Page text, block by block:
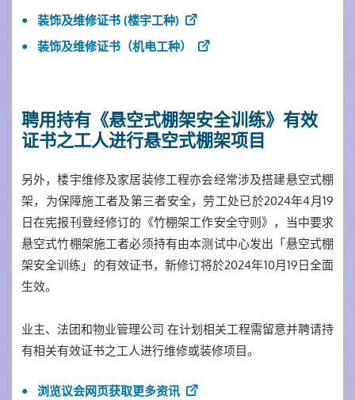
装饰及维修证书 (楼宇工种)
装饰及维修证书（机电工种）
聘用持有《悬空式棚架安全训练》有效
证书之工人进行悬空式棚架项目
另外，楼宇维修及家居装修工程亦会经常涉及搭建悬空式棚
架，为保障施工者及第三者安全，劳工处已於2024年4月19
日在宪报刊登经修订的《竹棚架工作安全守则》，当中要求
悬空式竹棚架施工者必须持有由本测试中心发出「悬空式棚
架安全训练」的有效证书，新修订将於2024年10月19日全面
生效。
业主、法团和物业管理公司 在计划相关工程需留意并聘请持
有相关有效证书之工人进行维修或装修项目。
浏览议会网页获取更多资讯